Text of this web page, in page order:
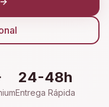
24-48h
Entrega Rápida